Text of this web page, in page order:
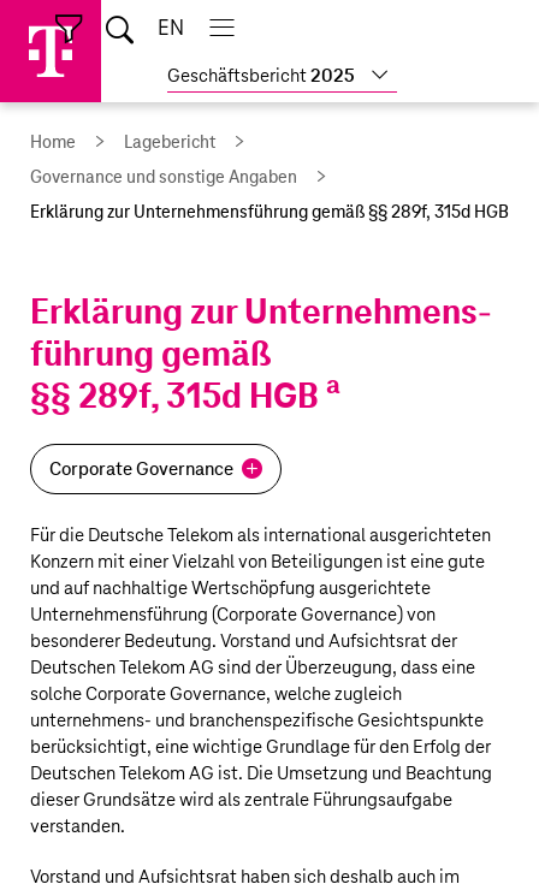
Sprungmarken
Springe
direkt
Springe
direkt
zum
Geschäftsbericht 2025
Weitere
Home
Schließen
SucheEN
Hauptnavigation
öffnen
Hauptnavigation
schließen
Home
Lagebericht
Governance und sonstige Angaben
Erklärung zur Unternehmens­führung gemäß §§ 289f, 315d HGB
Erklärung zur Unternehmens­
führung gemäß
§§ 289f, 315d HGB a
Corporate Governance
Für die Deutsche Telekom als international ausgerichteten
Konzern mit einer Vielzahl von Beteiligungen ist eine gute
und auf nachhaltige Wertschöpfung ausgerichtete
Unternehmensführung (Corporate Governance) von
besonderer Bedeutung. Vorstand und Aufsichtsrat der
Deutschen Telekom AG sind der Überzeugung, dass eine
solche Corporate Governance, welche zugleich
unternehmens- und branchenspezifische Gesichtspunkte
berücksichtigt, eine wichtige Grundlage für den Erfolg der
Deutschen Telekom AG ist. Die Umsetzung und Beachtung
dieser Grundsätze wird als zentrale Führungsaufgabe
verstanden.
Vorstand und Aufsichtsrat haben sich deshalb auch im